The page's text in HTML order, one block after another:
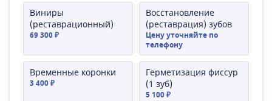
Виниры
(реставрационный)
69 300 ₽
Восстановление
(реставрация) зубов
Цену уточняйте по
телефону
Временные коронки
3 400 ₽
Герметизация фиссур
(1 зуб)
5 100 ₽